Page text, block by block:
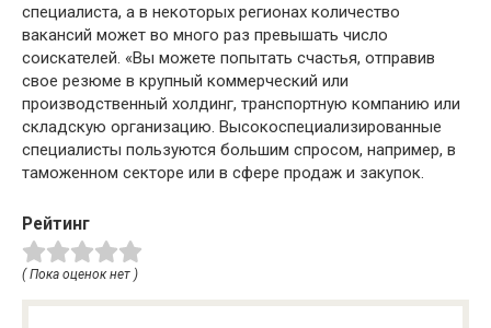
специалиста, а в некоторых регионах количество
вакансий может во много раз превышать число
соискателей. «Вы можете попытать счастья, отправив
свое резюме в крупный коммерческий или
производственный холдинг, транспортную компанию или
складскую организацию. Высокоспециализированные
специалисты пользуются большим спросом, например, в
таможенном секторе или в сфере продаж и закупок.
Рейтинг
( Пока оценок нет )